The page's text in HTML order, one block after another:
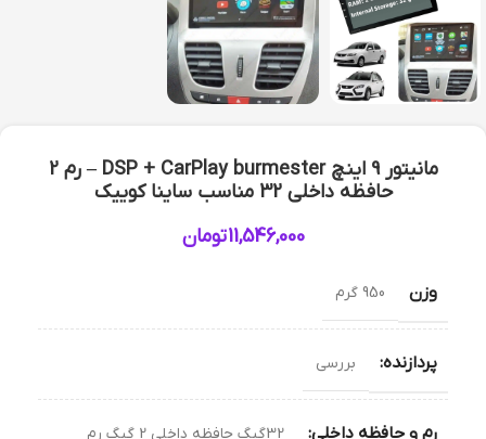
مانیتور 9 اینچ DSP + CarPlay burmester – رم 2
حافظه داخلی 32 مناسب ساینا کوییک
11,546,000تومان
وزن 950 گرم
پردازنده: بررسی
رم و حافظه داخلی: 32گیگ حافظه داخلی 2 گیگ رم